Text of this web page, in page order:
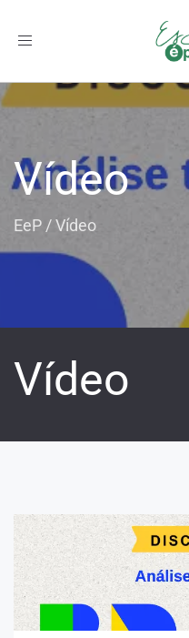
Toggle
Vídeo
EeP /Vídeo
Vídeo